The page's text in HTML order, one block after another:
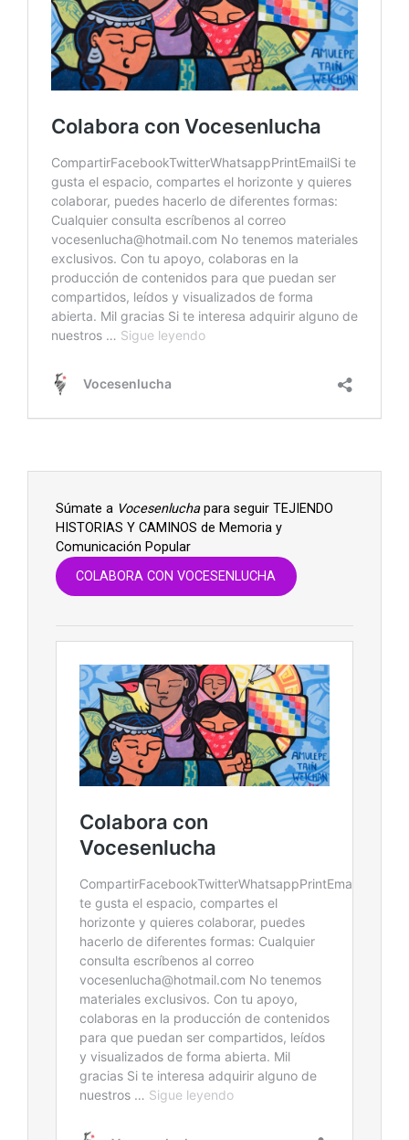
Súmate a Vocesenluchapara seguir TEJIENDO
HISTORIAS Y CAMINOS de Memoria y
Comunicación Popular
COLABORA CON VOCESENLUCHA